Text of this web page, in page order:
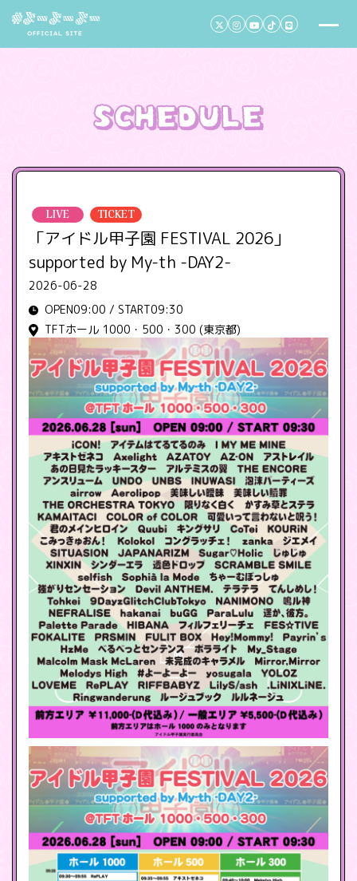
LIVE TICKET
「アイドル甲子園 FESTIVAL 2026」
supported by My-th -DAY2-
2026-06-28
OPEN09:00 / START09:30
TFTホール 1000・500・300 (東京都)